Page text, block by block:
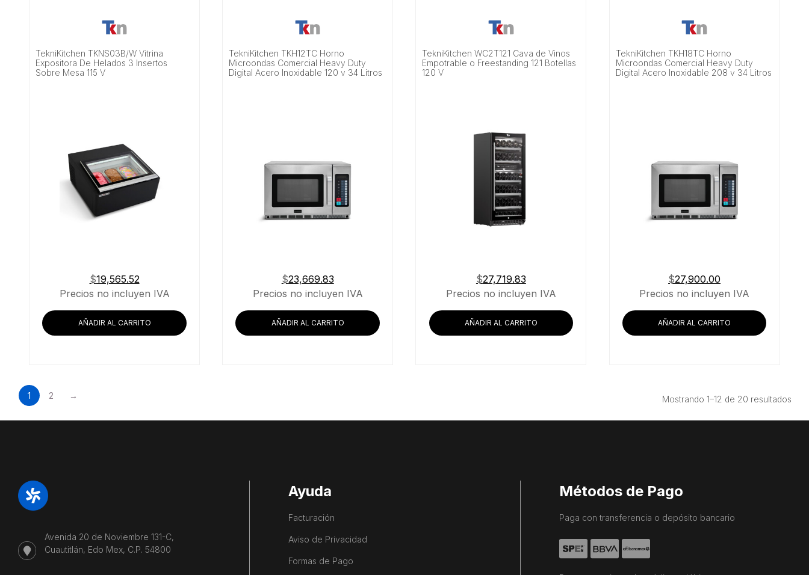
TekniKitchen TKNS03B/W Vitrina
Expositora De Helados 3 Insertos
Sobre Mesa 115 V
$19,565.52
Precios no incluyen IVA
AÑADIR AL CARRITO
TekniKitchen TKH12TC Horno
Microondas Comercial Heavy Duty
Digital Acero Inoxidable 120 v 34 Litros
$23,669.83
Precios no incluyen IVA
AÑADIR AL CARRITO
TekniKitchen WC2T121 Cava de Vinos
Empotrable o Freestanding 121 Botellas
120 V
$27,719.83
Precios no incluyen IVA
AÑADIR AL CARRITO
TekniKitchen TKH18TC Horno
Microondas Comercial Heavy Duty
Digital Acero Inoxidable 208 v 34 Litros
$27,900.00
Precios no incluyen IVA
AÑADIR AL CARRITO
1 2 → Mostrando 1–12 de 20 resultados
Avenida 20 de Noviembre 131-C,
Cuautitlán, Edo Mex, C.P. 54800
Ayuda
Facturación
Aviso de Privacidad
Formas de Pago
Métodos de Pago
Paga con transferencia o depósito bancario